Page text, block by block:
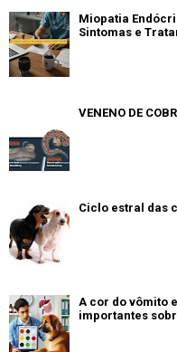
Miopatia
Sintomas e
VENENO DE
Ciclo estral das
A cor do vômito
importantes